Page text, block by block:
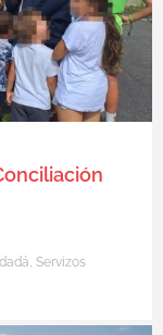
, Servizos